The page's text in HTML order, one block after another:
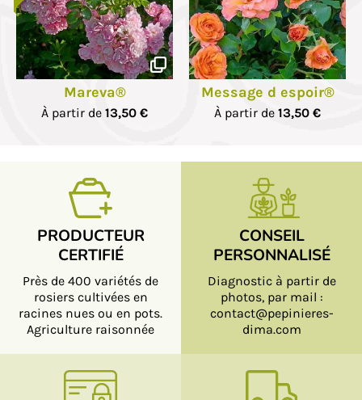
Mareva®
À partir de 13,50 €
Message d espoir®
À partir de 13,50 €
PRODUCTEUR
CERTIFIÉ
Près de 400 variétés de
rosiers cultivées en
racines nues ou en pots.
Agriculture raisonnée
CONSEIL
PERSONNALISÉ
Diagnostic à partir de
photos, par mail :
contact@pepinieres-
dima.com